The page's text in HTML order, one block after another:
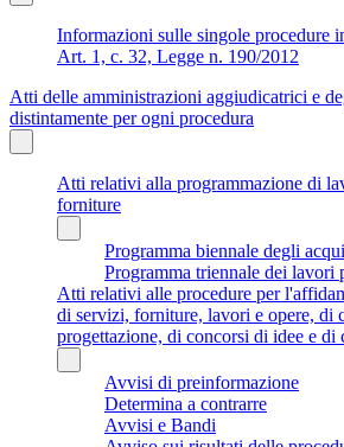
Informazioni sulle singole procedure
Art. 1, c. 32, Legge n. 190/2012
Atti delle amministrazioni aggiudicatrici e
distintamente per ogni procedura
Atti relativi alla programmazione di
forniture
Programma biennale degli
Programma triennale dei lavori
Atti relativi alle procedure per
di servizi, forniture, lavori e opere, di
progettazione, di concorsi di idee e di
Avvisi di preinformazione
Determina a contrarre
Avvisi e Bandi